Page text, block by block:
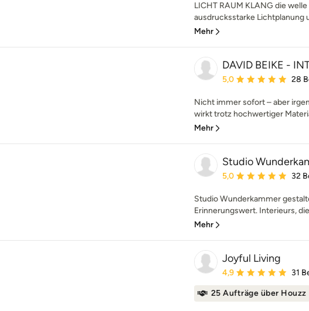
LICHT RAUM KLANG die
ausdrucksstarke Lichtplanung
Mehr
DAVID BEIKE -
Durchschnittliche
5,0 28
Nicht immer sofort – aber
wirkt trotz hochwertiger
Mehr
Studio
Durchschnittliche
5,0 32
Studio Wunderkammer
Erinnerungswert. Interieurs,
Mehr
Joyful Living
Durchschnittliche
4,9 31
25 Aufträge über Houzz